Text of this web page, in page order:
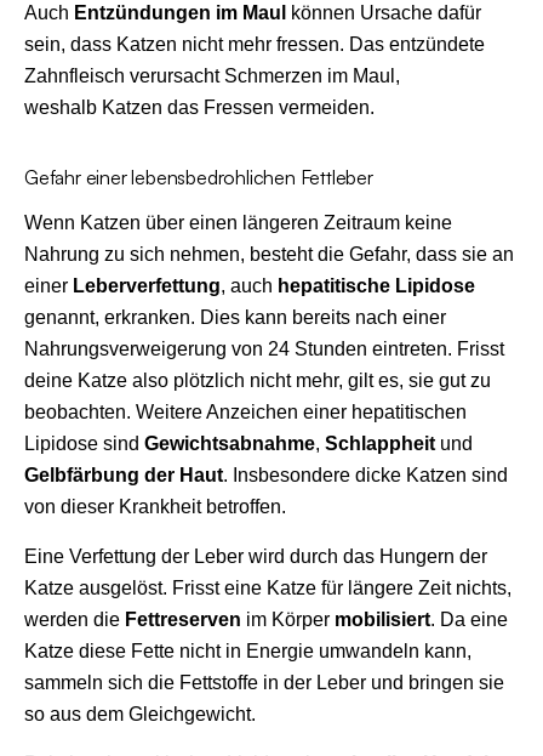
Auch Entzündungen im Maul
können Ursache dafür
sein, dass Katzen nicht mehr fressen. Das entzündete
Zahnfleisch verursacht Schmerzen im Maul,
weshalb Katzen das Fressen vermeiden.
Gefahr einer lebensbedrohlichen Fettleber
Wenn Katzen über einen längeren Zeitraum keine
Nahrung zu sich nehmen, besteht die Gefahr, dass sie an
einer Leberverfettung, auch hepatitische Lipidose
genannt, erkranken. Dies kann bereits nach einer
Nahrungsverweigerung von 24 Stunden eintreten. Frisst
deine Katze also plötzlich nicht mehr, gilt es, sie gut zu
beobachten. Weitere Anzeichen einer hepatitischen
Lipidose sind Gewichtsabnahme, Schlappheit und
Gelbfärbung der Haut. Insbesondere dicke Katzen sind
von dieser Krankheit betroffen.
Eine Verfettung der Leber wird durch das Hungern der
Katze ausgelöst. Frisst eine Katze für längere Zeit nichts,
werden die Fettreserven im Körper mobilisiert. Da eine
Katze diese Fette nicht in Energie umwandeln kann,
sammeln sich die Fettstoffe in der Leber und bringen sie
so aus dem Gleichgewicht.